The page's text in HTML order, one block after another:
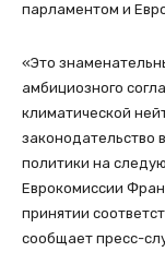
парламентом и
«Это
амбициозного
климатической
законодательство
политики на
Еврокомиссии
принятии
сообщает пресс-